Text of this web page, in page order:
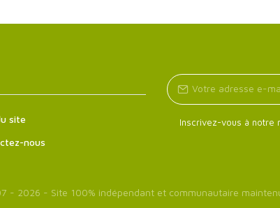
site
nous
Inscrivez-vous à notre
- 2026 - Site 100% indépendant et communautaire